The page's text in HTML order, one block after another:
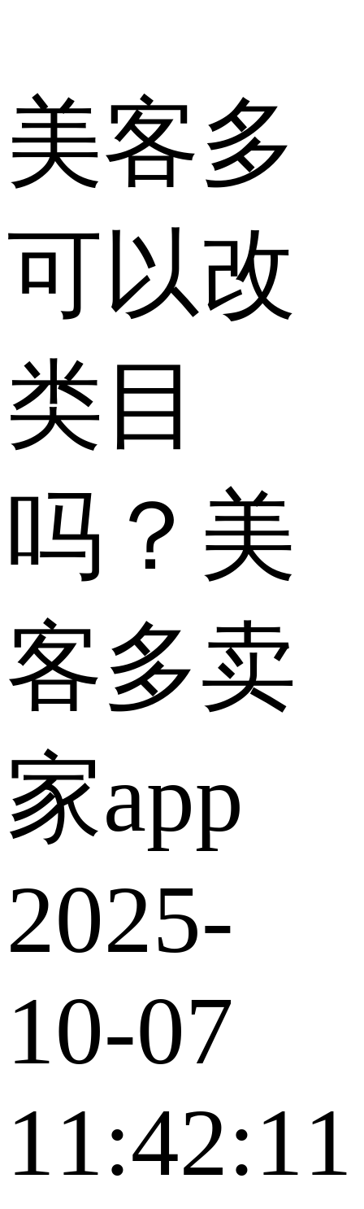
美客多
可以改
类目
吗？美
客多卖
家app
2025-
10-07
11:42:11